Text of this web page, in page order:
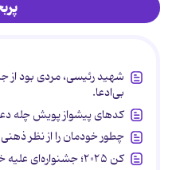
شهید رئیسی، مردی بود از
بی‌ادعا.
کدهای پیشواز پویش چله
چطور خودمان را از نظر ذهنی ۳۸ برابر قوی‌تر کنیم؟
کن ۲۰۲۵؛ جشنواره‌ای علیه خانواده